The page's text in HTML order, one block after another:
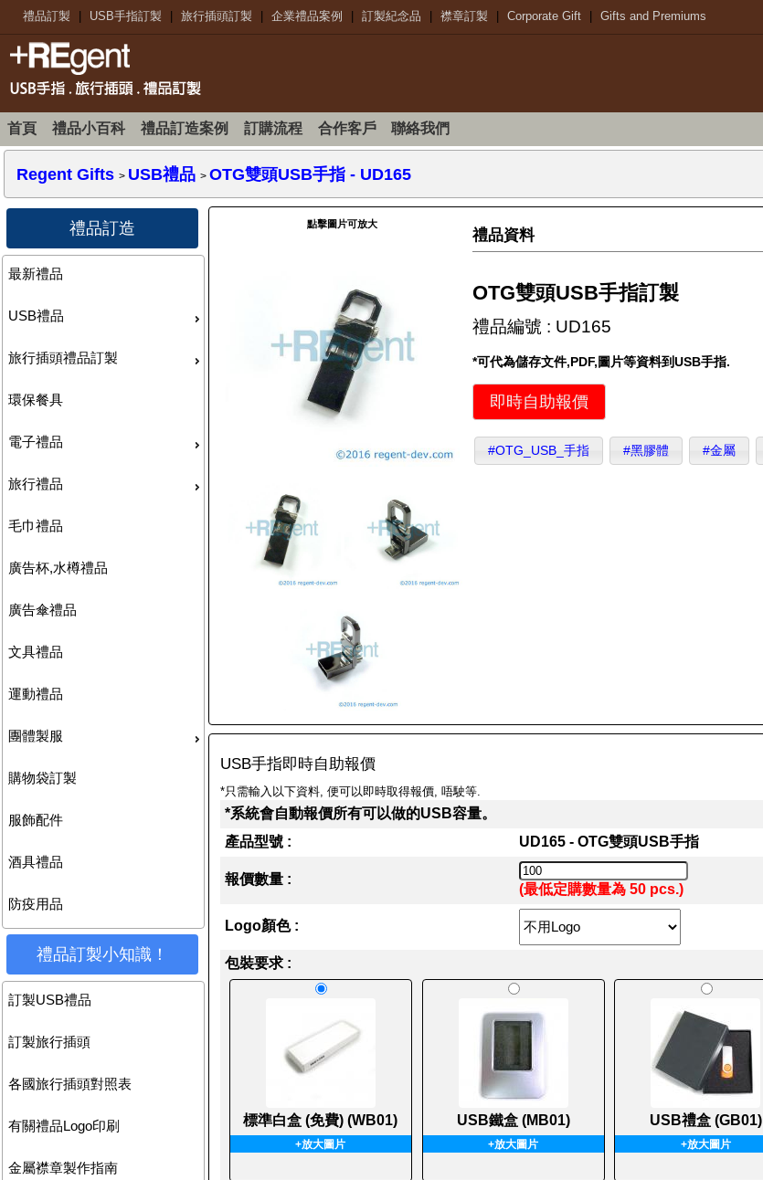
禮品訂製 USB手指訂製 旅行插頭訂製 企業禮品案例 訂製紀念品 襟章訂製 Corporate Gift Gifts and Premiums
首頁 禮品小百科 禮品訂造案例 訂購流程 合作客戶 聯絡我們
Regent Gifts > USB禮品 >OTG雙頭USB手指 - UD165
禮品訂造
最新禮品
USB禮品
旅行插頭禮品訂製
環保餐具
電子禮品
旅行禮品
毛巾禮品
廣告杯,水樽禮品
廣告傘禮品
文具禮品
運動禮品
團體製服
購物袋訂製
服飾配件
酒具禮品
防疫用品
禮品訂製小知識！
訂製USB禮品
訂製旅行插頭
各國旅行插頭對照表
有關禮品Logo印刷
金屬襟章製作指南
點擊圖片可放大
禮品資料
OTG雙頭USB手指訂製
禮品編號 : UD165
*可代為儲存文件,PDF,圖片等資料到USB手指.
即時自助報價
#OTG_USB_手指 #黑膠體 #金屬
USB手指即時自助報價
*只需輸入以下資料, 便可以即時取得報價, 唔駛等.
*系統會自動報價所有可以做的USB容量。
產品型號 :
UD165 - OTG雙頭USB手指
報價數量 :
(最低定購數量為 50 pcs.)
Logo顏色 :
包裝要求 :
標準白盒 (免費) (WB01)
+放大圖片
USB鐵盒 (MB01)
+放大圖片
USB禮盒 (GB01)
+放大圖片